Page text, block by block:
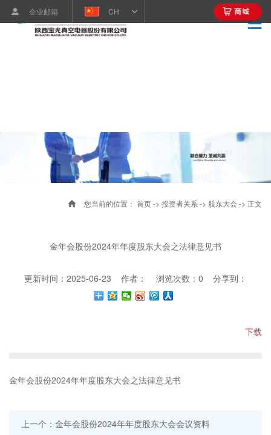
企业邮箱 CH
您当前的位置： 首页-> 投资者关系 -> 股东大会-> 正文
金年会股份2024年年度股东大会之法律意见书
更新时间：2025-06-23 作者： 浏览次数： 0 分享到：
下载
金年会股份2024年年度股东大会之法律意见书
上一个：金年会股份2024年年度股东大会会议资料